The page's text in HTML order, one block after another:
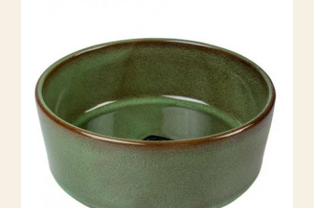
DÉTAILS